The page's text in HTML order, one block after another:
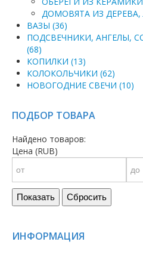
ДОМОВЯТА ИЗ ДЕРЕВА,
ВАЗЫ (36)
ПОДСВЕЧНИКИ, АНГЕЛЫ,
(68)
КОПИЛКИ (13)
КОЛОКОЛЬЧИКИ (62)
НОВОГОДНИЕ СВЕЧИ (10)
ПОДБОР ТОВАРА
Найдено товаров:
Цена (RUB)
Показать Сбросить
ИНФОРМАЦИЯ